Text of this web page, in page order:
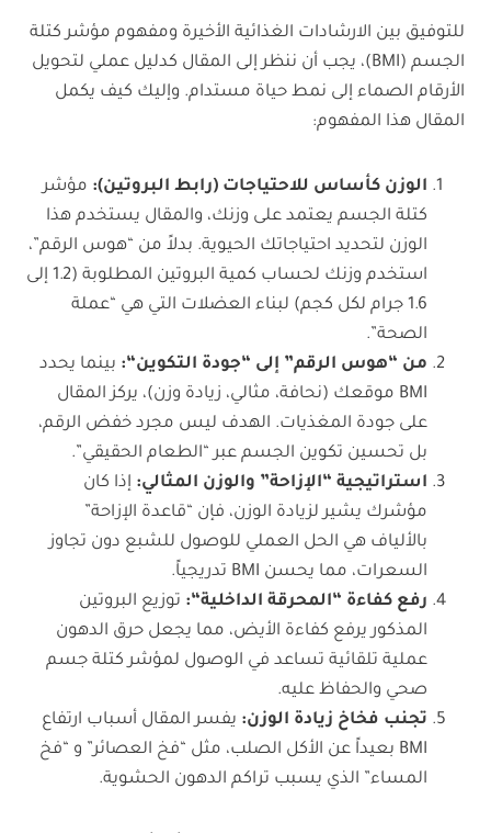
للتوفيق بين الارشادات الغذائية الأخيرة ومفهوم مؤشر كتلة
الجسم (BMI)، يجب أن ننظر إلى المقال كدليل عملي لتحويل
الأرقام الصماء إلى نمط حياة مستدام. وإليك كيف يكمل
المقال هذا المفهوم:
الوزن كأساس للاحتياجات (رابط البروتين): مؤشر
كتلة الجسم يعتمد على وزنك، والمقال يستخدم هذا
الوزن لتحديد احتياجاتك الحيوية. بدلاً من “هوس الرقم”،
استخدم وزنك لحساب كمية البروتين المطلوبة (1.2 إلى
1.6 جرام لكل كجم) لبناء العضلات التي هي “عملة
الصحة”.
من “هوس الرقم” إلى “جودة التكوين“
: بينما يحدد
BMI موقعك (نحافة، مثالي، زيادة وزن)، يركز المقال
على جودة المغذيات. الهدف ليس مجرد خفض الرقم،
بل تحسين تكوين الجسم عبر “الطعام الحقيقي”.
استراتيجية “الإزاحة” والوزن المثالي: إذا كان
مؤشرك يشير لزيادة الوزن، فإن “قاعدة الإزاحة”
بالألياف هي الحل العملي للوصول للشبع دون تجاوز
السعرات، مما يحسن BMI تدريجياً.
رفع كفاءة “المحرقة الداخلية“
: توزيع البروتين
المذكور يرفع كفاءة الأيض، مما يجعل حرق الدهون
عملية تلقائية تساعد في الوصول لمؤشر كتلة جسم
صحي والحفاظ عليه.
تجنب فخاخ زيادة الوزن: يفسر المقال أسباب ارتفاع
BMI بعيداً عن الأكل الصلب، مثل “فخ العصائر” و “فخ
المساء” الذي يسبب تراكم الدهون الحشوية.